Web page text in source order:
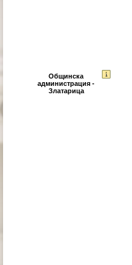
Общинска
администрация -
Златарица